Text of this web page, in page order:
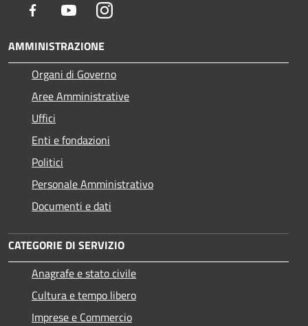
Facebook YoutubeInstagram
AMMINISTRAZIONE
Organi di Governo
Aree Amministrative
Uffici
Enti e fondazioni
Politici
Personale Amministrativo
Documenti e dati
CATEGORIE DI SERVIZIO
Anagrafe e stato civile
Cultura e tempo libero
Imprese e Commercio